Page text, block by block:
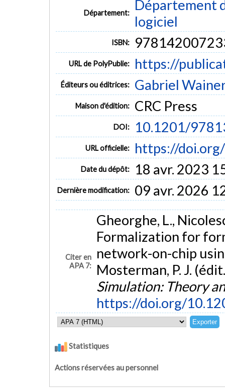
Département:
Département
logiciel
ISBN:
URL de PolyPublie: https://
Éditeurs ou éditrices: Gabriel
Maison d'édition: CRC Press
DOI: 10.1201/
URL officielle: https://
Date du dépôt: 18 avr. 2023
Dernière modification: 09 avr. 2026
Citer en
APA 7:
Gheorghe, L.,
Formalization for
network-on-chip
Mosterman, P. J.
Simulation: Theory
https://doi.org/
Statistiques
Actions réservées au personnel